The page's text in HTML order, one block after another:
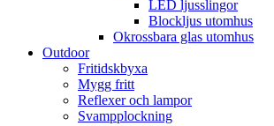
LED ljusslingor
Blockljus utomhus
Okrossbara glas utomhus
Outdoor
Fritidskbyxa
Mygg fritt
Reflexer och lampor
Svampplockning